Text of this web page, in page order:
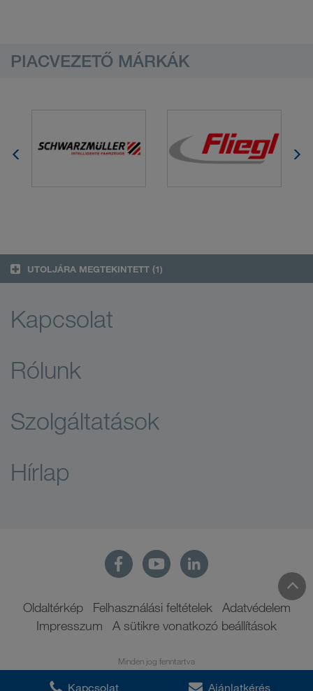
PIACVEZETŐ MÁRKÁK
UTOLJÁRA MEGTEKINTETT (1)
Kapcsolat
Rólunk
Szolgáltatások
Hírlap
Oldaltérkép Felhasználási feltételek
Adatvédelem
Impresszum
A sütikre vonatkozó beállítások
Minden jog fenntartva
Kapcsolat Ajánlatkérés